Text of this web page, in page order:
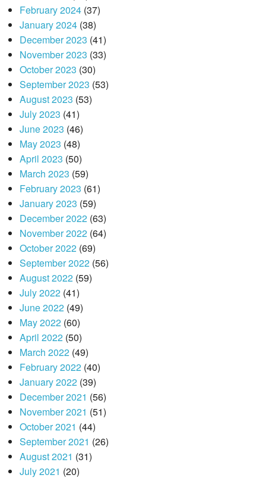
February 2024(37)
January 2024(38)
December 2023 (41)
November 2023 (33)
October 2023 (30)
September 2023 (53)
August 2023 (53)
July 2023 (41)
June 2023 (46)
May 2023 (48)
April 2023 (50)
March 2023 (59)
February 2023 (61)
January 2023 (59)
December 2022(63)
November 2022(64)
October 2022(69)
September 2022(56)
August 2022(59)
July 2022(41)
June 2022(49)
May 2022(60)
April 2022(50)
March 2022(49)
February 2022(40)
January 2022(39)
December 2021 (56)
November 2021 (51)
October 2021 (44)
September 2021 (26)
August 2021 (31)
July 2021 (20)